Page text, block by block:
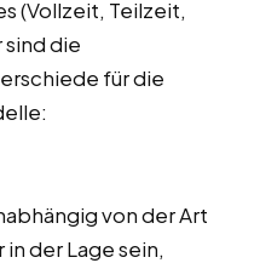
(Vollzeit, Teilzeit,
die
für die
von der Art
der Lage sein,